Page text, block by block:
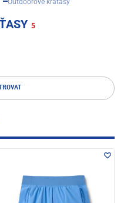
Outdoorové kraťasy
5